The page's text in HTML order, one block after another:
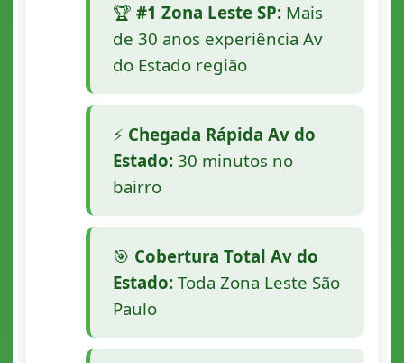
🏆 #1 Zona Leste SP:Mais
de 30 anos experiência Av
do Estado região
⚡ Chegada Rápida Av do
Estado:30 minutos no
bairro
🎯 Cobertura Total Av do
Estado:Toda Zona Leste São
Paulo